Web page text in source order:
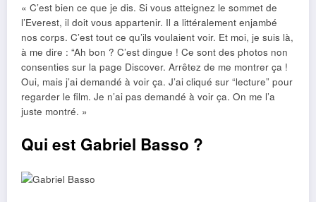
« C’est bien ce que je dis. Si vous atteignez le sommet de
l’Everest, il doit vous appartenir. Il a littéralement enjambé
nos corps. C’est tout ce qu’ils voulaient voir. Et moi, je suis là,
à me dire : “Ah bon ? C’est dingue ! Ce sont des photos non
consenties sur la page Discover. Arrêtez de me montrer ça !
Oui, mais j’ai demandé à voir ça. J’ai cliqué sur “lecture” pour
regarder le film. Je n’ai pas demandé à voir ça. On me l’a
juste montré. »
Qui est Gabriel Basso ?